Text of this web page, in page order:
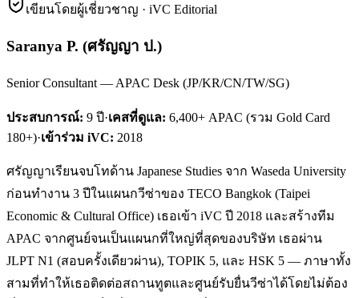
เขียนโดยผู้เชี่ยวชาญ · iVC Editorial
Saranya P. (ศรัญญา ป.)
Senior Consultant — APAC Desk (JP/KR/CN/TW/SG)
ประสบการณ์: 9 ปี·เคสที่ดูแล: 6,400+ APAC (รวม Gold Card
180+)·เข้าร่วม iVC: 2018
ศรัญญาเรียนจบโทด้าน Japanese Studies จาก Waseda University
ก่อนทำงาน 3 ปีในแผนกวีซ่าของ TECO Bangkok (Taipei
Economic & Cultural Office) เธอเข้า iVC ปี 2018 และสร้างทีม
APAC จากศูนย์จนเป็นแผนกที่ใหญ่ที่สุดของบริษัท เธอผ่าน
JLPT N1 (สอบครั้งเดียวผ่าน), TOPIK 5, และ HSK 5 — ภาษาทั้ง
สามที่ทำให้เธอติดต่อสถานทูตและศูนย์รับยื่นวีซ่าได้โดยไม่ต้อง